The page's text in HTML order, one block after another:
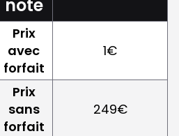
note
Prix
avec
forfait
1€
Prix
sans
forfait
249€